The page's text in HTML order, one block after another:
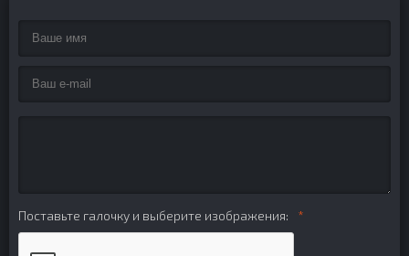
Поставьте галочку и выберите изображения: